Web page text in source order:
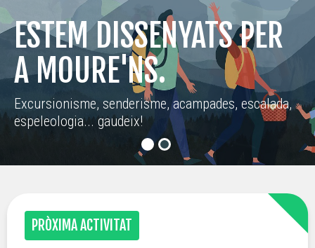
ESTEM DISSENYATS PER
A MOURE'NS.
Excursionisme, senderisme, acampades, escalada,
espeleologia... gaudeix!
PRÒXIMA ACTIVITAT